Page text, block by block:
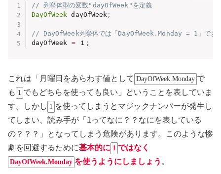
// 列挙体型の変数"dayOfWeek"を定義
DayOfWeek dayOfWeek ;
// DayOfWeek列挙体では「DayOfWeek.Monday = 1」であ
dayOfWeek = １ ;
これは「月曜日をあらわす値として DayOfWeek.Monday で
も 1 でもどちらを使っても良い」ということを表していま
す。しかし 1 を使ってしまうとマジックナンバーが発生し
てしまい、読み手が「1ってなに？？なにを表している
の？？？」となってしまう危険があります。このような惨
劇を回避するために基本的に 1 ではなく
DayOfWeek.Monday を使うようにしましょう 。